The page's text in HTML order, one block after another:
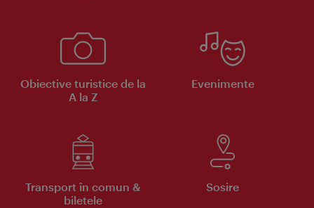
Obiective turistice de la
A la Z
Evenimente
Transport în comun &
biletele
Sosire